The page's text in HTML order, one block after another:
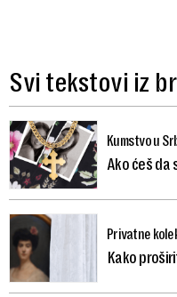
Svi tekstovi iz
Kumstvo u
Ako ćeš da
Privatne
Kako